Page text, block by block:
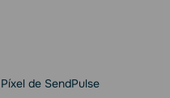
Píxel de SendPulse